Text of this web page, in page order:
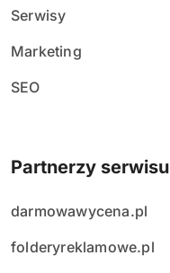
Serwisy
Marketing
SEO
Partnerzy serwisu
darmowawycena.pl
folderyreklamowe.pl